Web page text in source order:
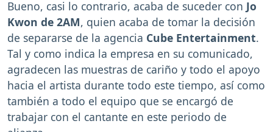
Bueno, casi lo contrario, acaba de suceder con Jo
Kwon de 2AM, quien acaba de tomar la decisión
de separarse de la agencia Cube Entertainment.
Tal y como indica la empresa en su comunicado,
agradecen las muestras de cariño y todo el apoyo
hacia el artista durante todo este tiempo, así como
también a todo el equipo que se encargó de
trabajar con el cantante en este periodo de